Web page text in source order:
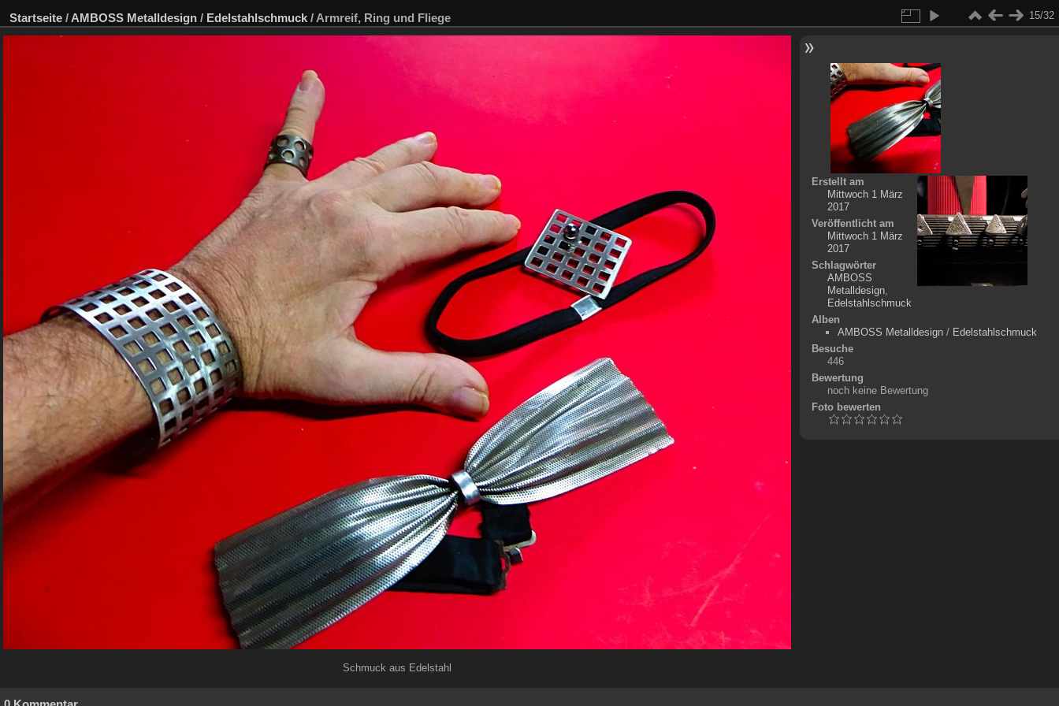
Startseite / AMBOSS Metalldesign / Edelstahlschmuck / Armreif, Ring und Fliege 15/32
Schmuck aus Edelstahl
Erstellt am
Mittwoch 1 März
2017
Veröffentlicht am
Mittwoch 1 März
2017
Schlagwörter
AMBOSS
Metalldesign,
Edelstahlschmuck
Alben
AMBOSS Metalldesign/ Edelstahlschmuck
Besuche
446
Bewertung
noch keine Bewertung
Foto bewerten